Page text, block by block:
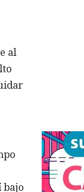
al
bajo